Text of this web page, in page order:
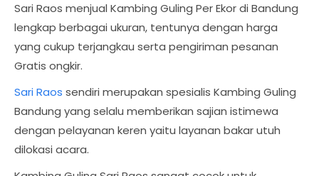
Sari Raos menjual Kambing Guling Per Ekor di Bandung
lengkap berbagai ukuran, tentunya dengan harga
yang cukup terjangkau serta pengiriman pesanan
Gratis ongkir.
Sari Raos sendiri merupakan spesialis Kambing Guling
Bandung yang selalu memberikan sajian istimewa
dengan pelayanan keren yaitu layanan bakar utuh
dilokasi acara.